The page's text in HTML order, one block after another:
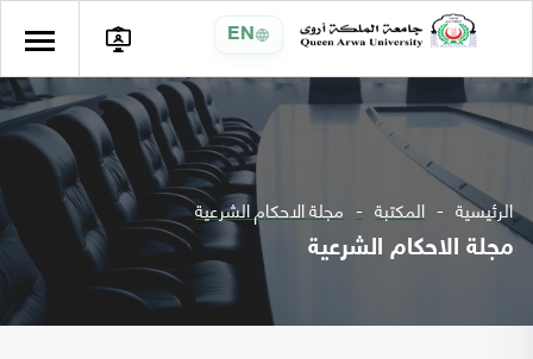
EN
الرئيسية المكتبة مجلة الاحكام الشرعية
مجلة الاحكام الشرعية